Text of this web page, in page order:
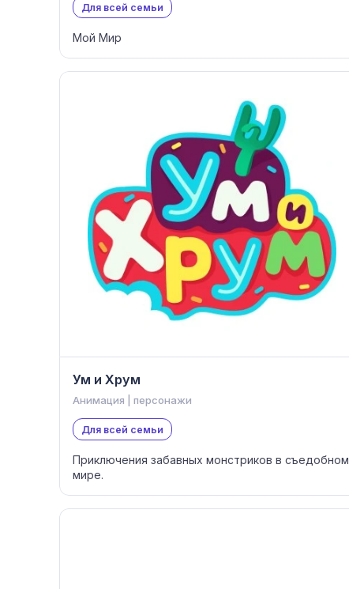
Для всей семьи
Мой Мир
Ум и Хрум
Анимация | персонажи
Для всей семьи
Приключения забавных монстриков в съедобном
мире.